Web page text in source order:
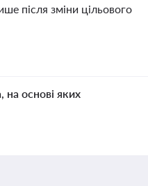
після зміни цільового
на основі яких